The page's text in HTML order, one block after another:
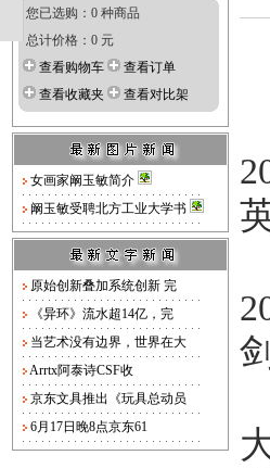
您已选购：0 种商品
总计价格：0 元
查看购物车
查看订单
查看收藏夹
查看对比架
女画家阚玉敏简介
阚玉敏受聘北方工业大学书
原始创新叠加系统创新 完
《异环》流水超14亿，完
当艺术没有边界，世界在大
Arrtx阿泰诗CSF收
京东文具推出《玩具总动员
6月17日晚8点京东61